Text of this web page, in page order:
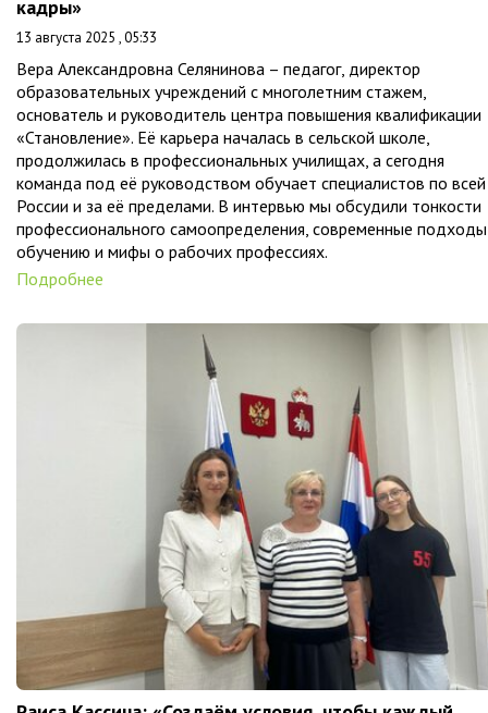
кадры»
13 августа 2025 , 05:33
Вера Александровна Селянинова – педагог, директор
образовательных учреждений с многолетним стажем,
основатель и руководитель центра повышения квалификации
«Становление». Её карьера началась в сельской школе,
продолжилась в профессиональных училищах, а сегодня
команда под её руководством обучает специалистов по всей
России и за её пределами. В интервью мы обсудили тонкости
профессионального самоопределения, современные
обучению и мифы о рабочих профессиях.
Подробнее